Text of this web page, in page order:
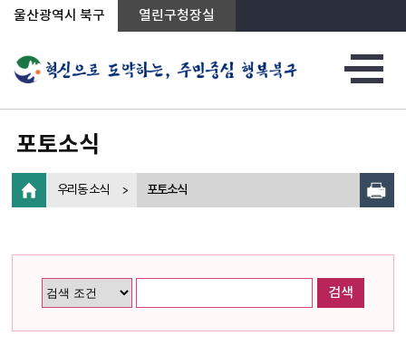
상단메뉴로 바로가기
전체메뉴로 바로가기
왼쪽메뉴로 바로가기
본문으로 바로가기
울산광역시 북구 열린구청장실
포토소식
우리동 소식 포토소식
검색